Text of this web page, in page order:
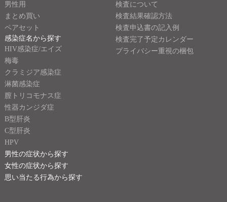
男性用
まとめ買い
ペアセット
感染症名から探す
HIV感染症/エイズ
梅毒
クラミジア感染症
淋菌感染症
膣トリコモナス症
性器カンジダ症
B型肝炎
C型肝炎
HPV
男性の症状から探す
女性の症状から探す
思い当たる行為から探す
検査について
検査結果確認方法
検査申込書の記入例
検査完了予定カレンダー
プライバシー重視の梱包